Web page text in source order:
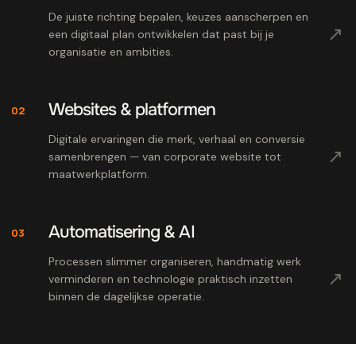
De juiste richting bepalen, keuzes aanscherpen en
een digitaal plan ontwikkelen dat past bij je
organisatie en ambities.
↗
02 Websites & platformen
Digitale ervaringen die merk, verhaal en conversie
samenbrengen — van corporate website tot
maatwerkplatform.
↗
03 Automatisering & AI
Processen slimmer organiseren, handmatig werk
verminderen en technologie praktisch inzetten
binnen de dagelijkse operatie.
↗